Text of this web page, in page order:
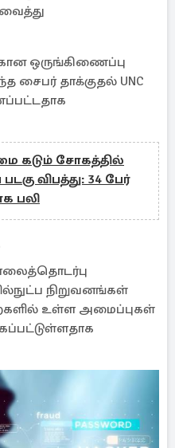
ஒருங்கிணைப்பு
தாக்குதல் UNC
கடும் சோகத்தில்
விபத்து: 34 பேர்
பலி
நிறுவனங்கள்
உள்ள அமைப்புகள்